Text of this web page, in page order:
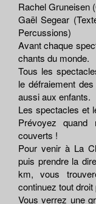
Rachel Gruneisen
Gaël Segear
Percussions)
Avant chaque
chants du monde.
Tous les
le défraiement
aussi aux enfants.
Les spectacles et
Prévoyez
couverts !
Pour venir à La
puis prendre la
km, vous
continuez tout
Vous verrez une